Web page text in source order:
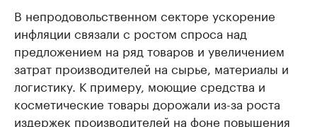
В непродовольственном секторе ускорение
инфляции связали с ростом спроса над
предложением на ряд товаров и увеличением
затрат производителей на сырье, материалы и
логистику. К примеру, моющие средства и
косметические товары дорожали из-за роста
издержек производителей на фоне повышения